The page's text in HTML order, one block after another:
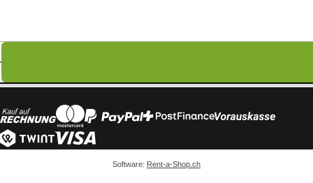
Software: Rent-a-Shop.ch